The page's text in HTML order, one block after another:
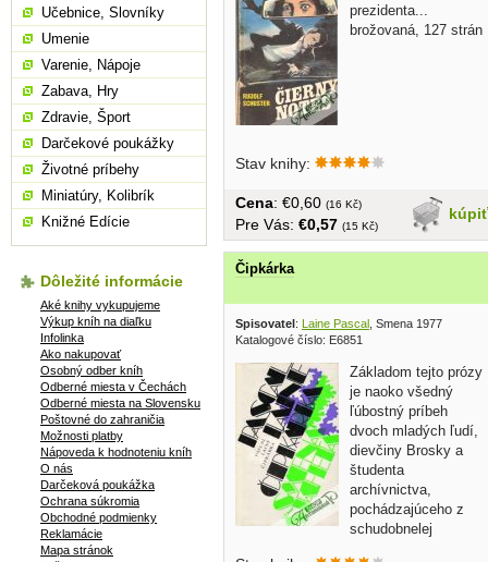
prezidenta...
brožovaná, 127 strán
Stav knihy:
kúpiť
Cena: €0,60 (16 Kč)
Pre Vás: €0,57 (15 Kč)
Čipkárka
Spisovatel : Laine Pascal , Smena 1977
Katalogové číslo: E6851
Základom tejto prózy
je naoko všedný
ľúbostný príbeh
dvoch mladých ľudí,
dievčiny Brosky a
študenta
archívnictva,
pochádzajúceho z
schudobnelej
Učebnice, Slovníky
Umenie
Varenie, Nápoje
Zabava, Hry
Zdravie, Šport
Darčekové poukážky
Životné príbehy
Miniatúry, Kolibrík
Knižné Edície
Dôležité informácie
Aké knihy vykupujeme
Výkup kníh na diaľku
Infolinka
Ako nakupovať
Osobný odber kníh
Odberné miesta v Čechách
Odberné miesta na Slovensku
Poštovné do zahraničia
Možnosti platby
Nápoveda k hodnoteniu kníh
O nás
Darčeková poukážka
Ochrana súkromia
Obchodné podmienky
Reklamácie
Mapa stránok